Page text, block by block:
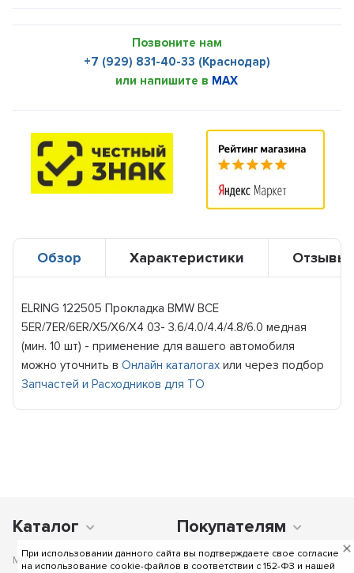
При использовании данного сайта вы подтверждаете свое согласие
на использование cookie-файлов в соответствии c 152-ФЗ и нашей
Позвоните нам
+7 (929) 831-40-33 (Краснодар)
или напишите в MAX
Обзор Характеристики Отзывы
ELRING 122505 Прокладка BMW ВСЕ
5ER/7ER/6ER/X5/X6/X4 03- 3.6/4.0/4.4/4.8/6.0 медная
(мин. 10 шт) - применение для вашего автомобиля
можно уточнить вОнлайн каталогах или через подбор
Запчастей и Расходников для ТО
Каталог Покупателям
Мы получаем и обрабатываем персональные данные посетителей